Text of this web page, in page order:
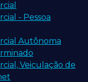
- Pessoa
Autônoma
Veiculação de